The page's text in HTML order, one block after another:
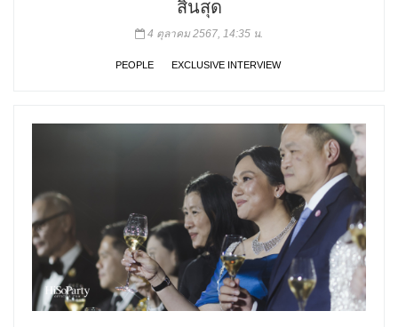
สิ้นสุด
4 ตุลาคม 2567, 14:35 น.
PEOPLE EXCLUSIVE INTERVIEW